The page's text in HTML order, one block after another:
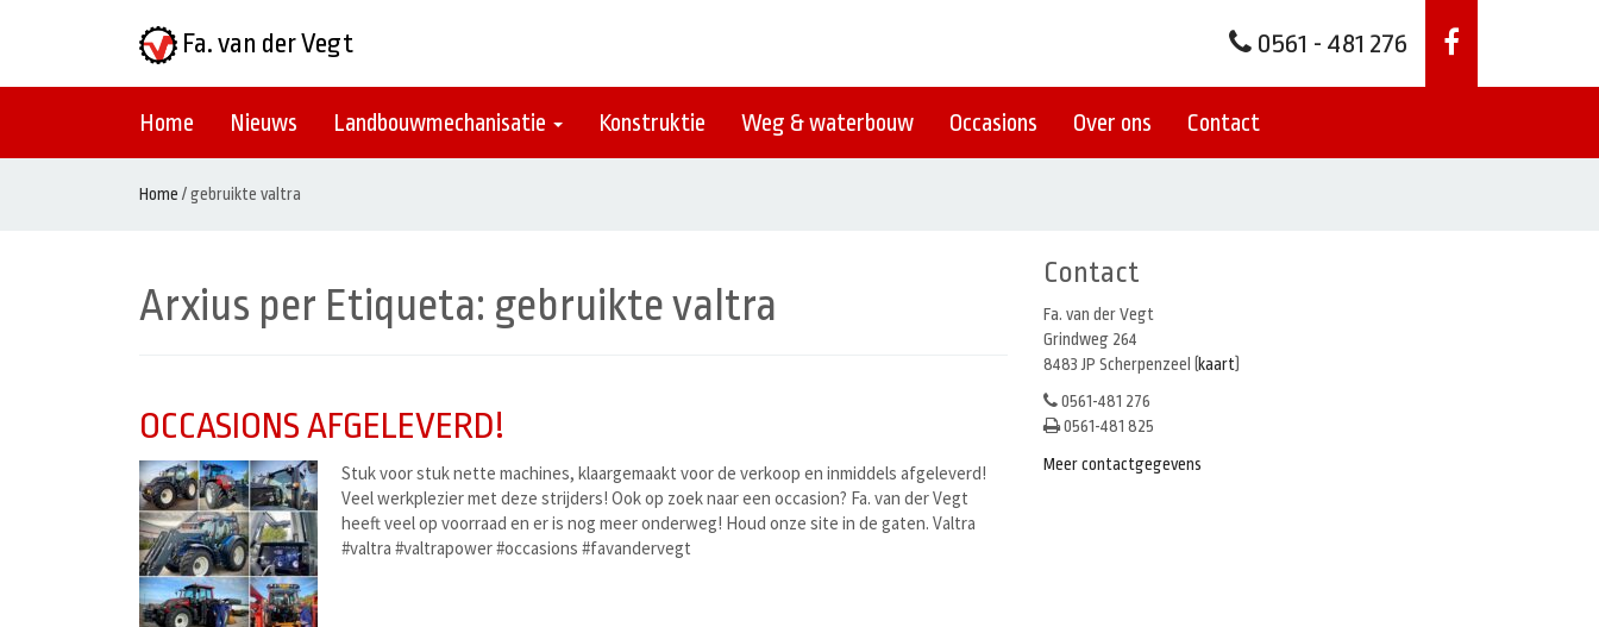
Fa. van der Vegt 0561 - 481 276
Home Nieuws Landbouwmechanisatie Konstruktie Weg & waterbouw Occasions Over ons Contact
Home /gebruikte valtra
Arxius per Etiqueta: gebruikte valtra
OCCASIONS AFGELEVERD!
Stuk voor stuk nette machines, klaargemaakt voor de verkoop en inmiddels afgeleverd!
Veel werkplezier met deze strijders! Ook op zoek naar een occasion? Fa. van der Vegt
heeft veel op voorraad en er is nog meer onderweg! Houd onze site in de gaten. Valtra
#valtra #valtrapower #occasions #favandervegt
Contact
Fa. van der Vegt
Grindweg 264
8483 JP Scherpenzeel (
kaart
0561-481 276
0561-481 825
Meer contactgegevens